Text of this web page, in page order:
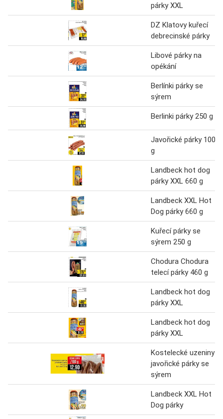
párky XXL
DZ Klatovy kuřecí
debrecinské párky
Libové párky na
opékání
Berlínki párky se
sýrem
Berlinki párky 250 g
Javořické párky 100
g
Landbeck hot dog
párky XXL 660 g
Landbeck XXL Hot
Dog párky 660 g
Kuřecí párky se
sýrem 250 g
Chodura Chodura
telecí párky 460 g
Landbeck hot dog
párky XXL
Landbeck hot dog
párky XXL
Kostelecké uzeniny
javořické párky se
sýrem
Landbeck XXL Hot
Dog párky